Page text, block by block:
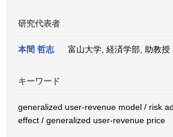
研究代表者
本間 哲志 富山大学, 経済学部, 助教
キーワード
generalized user-revenue model / risk
effect / generalized user-revenue price